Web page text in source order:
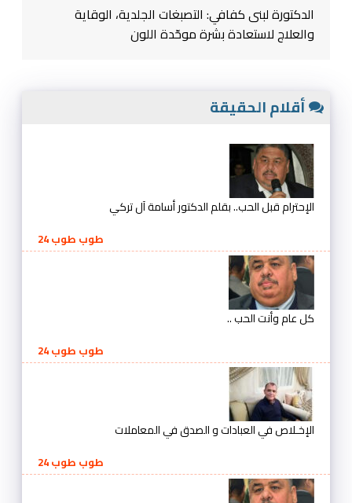
الدكتورة لبنى كفافي: التصبغات الجلدية، الوقاية
والعلاج لاستعادة بشرة موحّدة اللون
أقلام الحقيقة
الإحترام قبل الحب.. بقلم الدكتور أسامة آل تركي
طوب طوب 24
كل عام وأنت الحب ..
طوب طوب 24
الإخـلاص في العبادات و الصدق في المعاملات
طوب طوب 24